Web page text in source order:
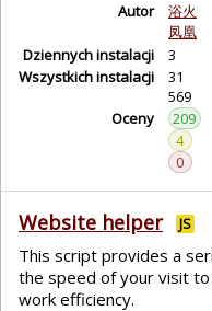
Autor
浴火
凤凰
Dziennych instalacji
3
Wszystkich instalacji
31
569
Oceny
209
4
0
Website helper JS
This script provides a
the speed of your visit
work efficiency.